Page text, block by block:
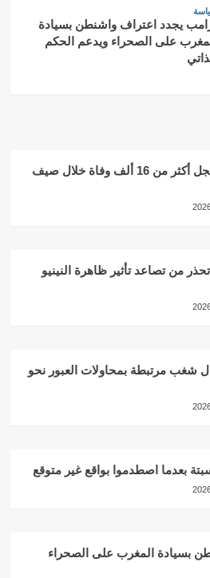
يجدد اعتراف واشنطن بسيادة
على الصحراء ويدعم الحكم
موجات الحر في أوروبا تسجل أكثر من 16 ألف وفاة خلال صيف
من تصاعد تأثير ظاهرة النينيو
أعمال شغب مرتبطة بمحاولات العبور نحو
بعدما اصطدموا بواقع غير متوقع
بسيادة المغرب على الصحراء